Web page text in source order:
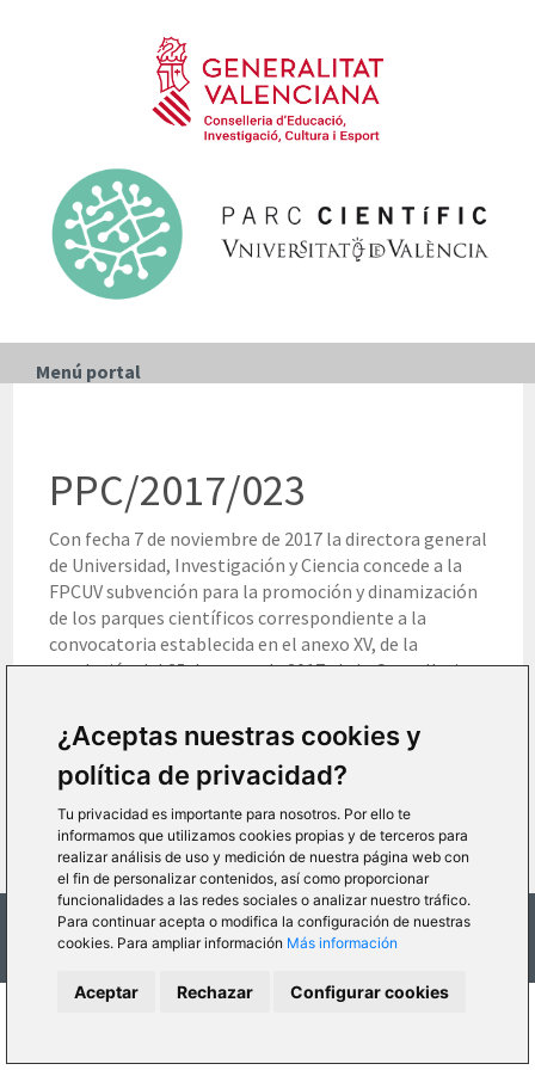
¿Aceptas nuestras cookies y
política de privacidad?
Tu privacidad es importante para nosotros. Por ello te
informamos que utilizamos cookies propias y de terceros para
realizar análisis de uso y medición de nuestra página web con
el fin de personalizar contenidos, así como proporcionar
funcionalidades a las redes sociales o analizar nuestro tráfico.
Para continuar acepta o modifica la configuración de nuestras
cookies. Para ampliar información Más información
Aceptar Rechazar Configurar cookies
Menú portal
PPC/2017/023
Con fecha 7 de noviembre de 2017 la directora general
de Universidad, Investigación y Ciencia concede a la
FPCUV subvención para la promoción y dinamización
de los parques científicos correspondiente a la
convocatoria establecida en el anexo XV, de la
resolución del 25 de enero de 2017, de la Conselleria
núm. 7968 / 30.01.2017). Proyecto de estrategia digital
de visibilidad del Parc Cientific Exp. PPC/2017/023.
© 2018 Parc Científic de la Universitat de València